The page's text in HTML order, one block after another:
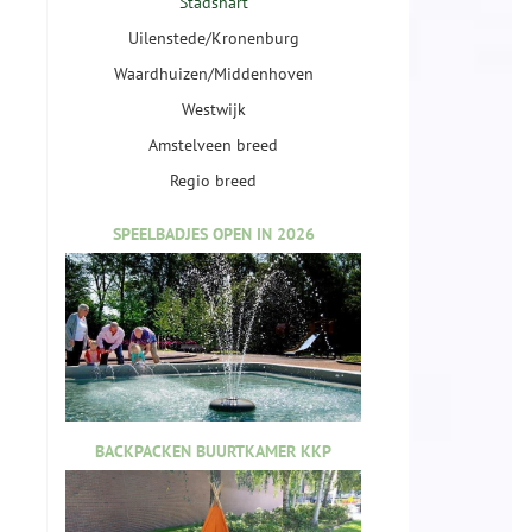
Uilenstede/Kronenburg
Waardhuizen/Middenhoven
Westwijk
Amstelveen breed
Regio breed
SPEELBADJES OPEN IN 2026
BACKPACKEN BUURTKAMER KKP